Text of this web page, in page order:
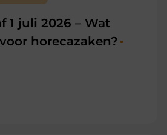
1 juli 2026 – Wat
horecazaken?